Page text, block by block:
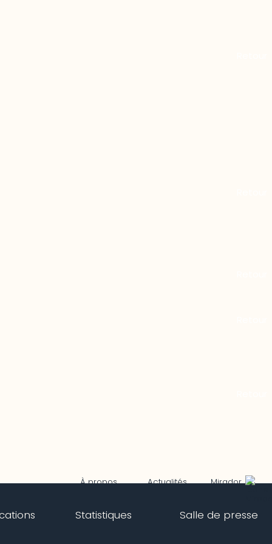
À propos Actualités Mirador
Statistiques Salle de presse